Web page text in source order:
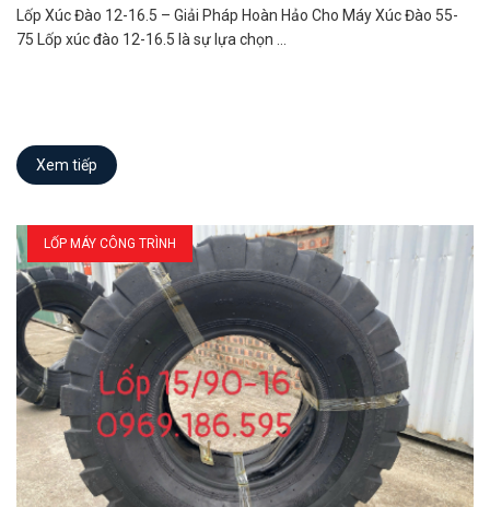
Lốp Xúc Đào 12-16.5 – Giải Pháp Hoàn Hảo Cho Máy Xúc Đào 55-
75 Lốp xúc đào 12-16.5 là sự lựa chọn ...
Xem tiếp
LỐP MÁY CÔNG TRÌNH